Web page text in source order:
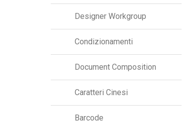
Designer Workgroup
Condizionamenti
Document Composition
Caratteri Cinesi
Barcode